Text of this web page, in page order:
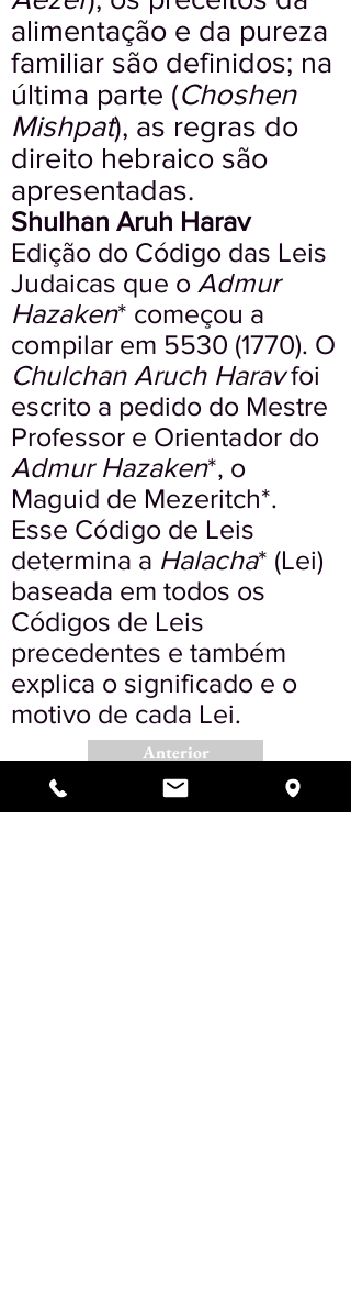
alimentação e da pureza
familiar são definidos; na
última parte (Choshen
Mishpat), as regras do
direito hebraico são
apresentadas.
Shulhan Aruh Harav
Edição do Código das Leis
Judaicas que o Admur
Hazaken* começou a
compilar em 5530 (1770). O
Chulchan Aruch Haravfoi
escrito a pedido do Mestre
Professor e Orientador do
Admur Hazaken*, o
Maguid de Mezeritch*.
Esse Código de Leis
determina a Halacha* (Lei)
baseada em todos os
Códigos de Leis
precedentes e também
explica o significado e o
motivo de cada Lei.
Anterior